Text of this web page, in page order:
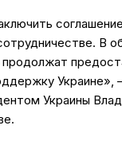
В
Украине»,
Украины